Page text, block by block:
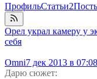
ПрофильСтатьи2
Орел украл камеру у
себя
Omni7 дек 2013 в 07:08
Дарю сюжет: